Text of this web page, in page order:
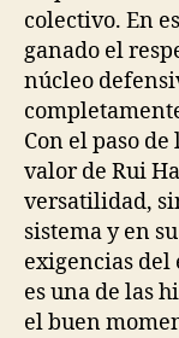
colectivo. En
ganado el
núcleo
Con el paso
valor de Rui
versatilidad,
sistema y en
exigencias del
es una de las
el buen